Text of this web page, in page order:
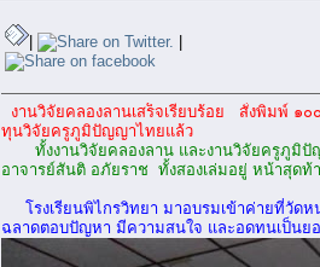
| |
งานวิจัยคลองลานเสร็จเรียบร้อย สั่งพิมพ์ ๑
ทุนวิจัยครูภูมิปัญญาไทยแล้ว
ทั้งงานวิจัยคลองลาน และงานวิจัยครูภูมิปั
อาจารย์สันติ อภัยราช ทั้งสองเล่มอยู่ หน้าสุดท้
โรงเรียนพิไกรวิทยา มาอบรมเข้าค่ายที่วั
ฉลาดตอบปัญหา มีความสนใจ และอดทนเป็นย